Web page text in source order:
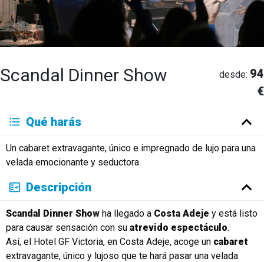
Scandal Dinner Show desde: 94
€
Deutsch English
Français
Italiano
Neerlandés
Русский
Qué harás
Un cabaret extravagante, único e impregnado de lujo para una
velada emocionante y seductora.
Descripción
Scandal Dinner Showha llegado a Costa Adeje y está listo
para causar sensación con su atrevido espectáculo.
Así, el Hotel GF Victoria, en Costa Adeje, acoge un cabaret
extravagante, único y lujoso que te hará pasar una velada